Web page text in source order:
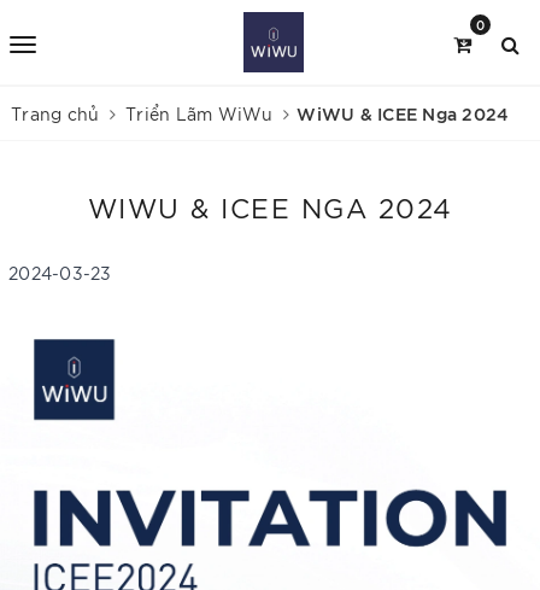
0
Trang chủ Triển Lãm WiWu WiWU & ICEE Nga 2024
WIWU & ICEE NGA 2024
2024-03-23